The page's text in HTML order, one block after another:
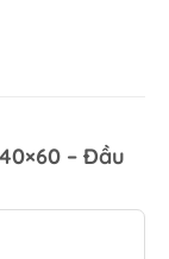
– Đầu